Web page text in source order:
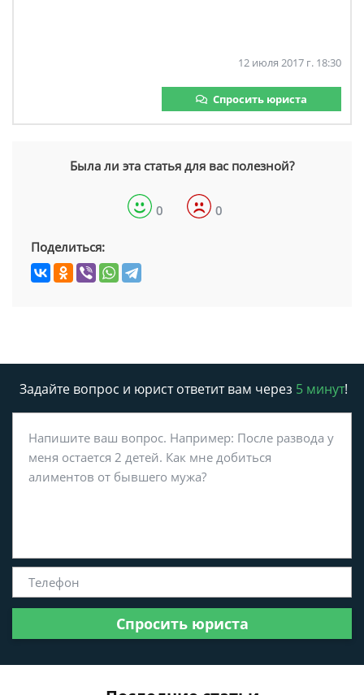
12 июля 2017 г. 18:30
Спросить юриста
Была ли эта статья для вас полезной?
0 0
Поделиться:
Задайте вопрос и юрист ответит вам через 5 минут!
Спросить юриста